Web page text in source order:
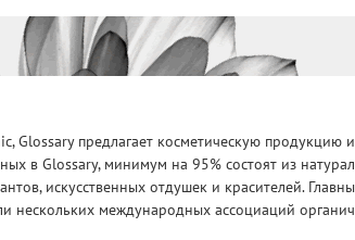
предлагает косметическую продукцию
в Glossary, минимум на 95% состоят из
искусственных отдушек и красителей.
международных ассоциаций